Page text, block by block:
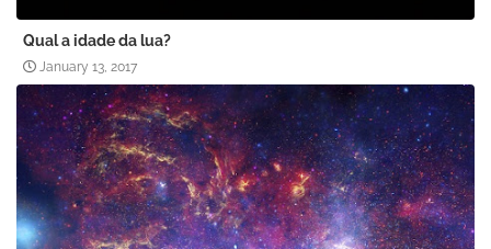
Qual a idade da lua?
January 13, 2017